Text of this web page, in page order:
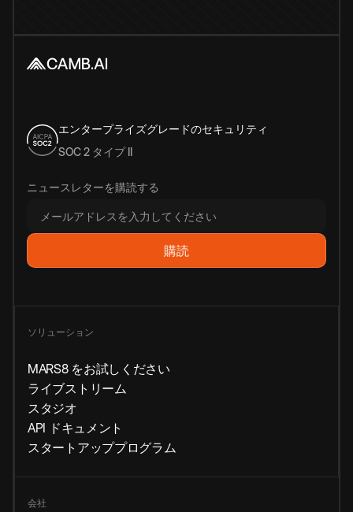
エンタープライズグレードのセキュリティ
SOC 2 タイプ II
ニュースレターを購読する
ソリューション
MARS8 をお試しください
ライブストリーム
スタジオ
API ドキュメント
スタートアッププログラム
会社